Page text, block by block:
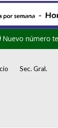
Nuevo número
Sec. Gral.